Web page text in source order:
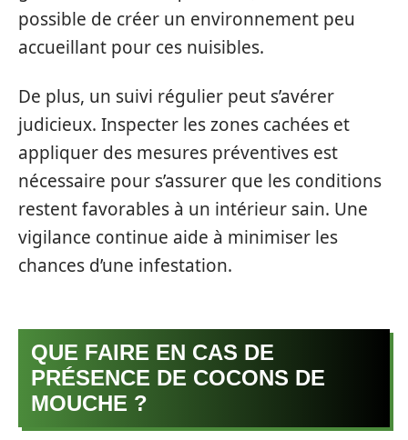
possible de créer un environnement peu
accueillant pour ces nuisibles.
De plus, un suivi régulier peut s’avérer
judicieux. Inspecter les zones cachées et
appliquer des mesures préventives est
nécessaire pour s’assurer que les conditions
restent favorables à un intérieur sain. Une
vigilance continue aide à minimiser les
chances d’une infestation.
QUE FAIRE EN CAS DE
PRÉSENCE DE COCONS DE
MOUCHE ?